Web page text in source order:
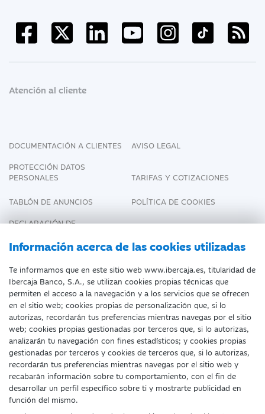
Información acerca de las cookies utilizadas
Te informamos que en este sitio web www.ibercaja.es, titularidad de
Ibercaja Banco, S.A., se utilizan cookies propias técnicas que
permiten el acceso a la navegación y a los servicios que se ofrecen
en el sitio web; cookies propias de personalización que, si lo
autorizas, recordarán tus preferencias mientras navegas por el sitio
web; cookies propias gestionadas por terceros que, si lo autorizas,
analizarán tu navegación con fines estadísticos; y cookies propias
gestionadas por terceros y cookies de terceros que, si lo autorizas,
recordarán tus preferencias mientras navegas por el sitio web y
recabarán información sobre tu comportamiento, con el fin de
desarrollar un perfil específico sobre ti y mostrarte publicidad en
función del mismo.
Atención al cliente
DOCUMENTACIÓN A CLIENTES
AVISO LEGAL
PROTECCIÓN DATOS
PERSONALES
TARIFAS Y COTIZACIONES
TABLÓN DE ANUNCIOS
POLÍTICA DE COOKIES
DECLARACIÓN DE
Fecha de Edición: 10/08/2026
©Ibercaja Banco, S.A. - IBERCAJA - NIF. A-
99319030 R.M. de Zaragoza (T.3865. F.1.
H.Z.-52186, Inscripc.1º).
Entidad de Crédito inscrita en el Registro
Especial del Banco de España con el código